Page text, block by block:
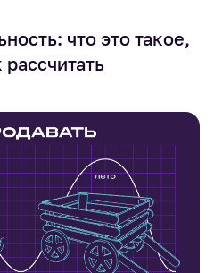
что это такое,